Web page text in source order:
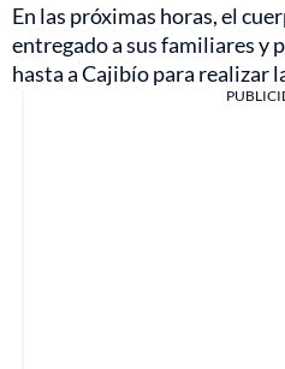
En las próximas horas, el
entregado a sus familiares
hasta a Cajibío para realizar